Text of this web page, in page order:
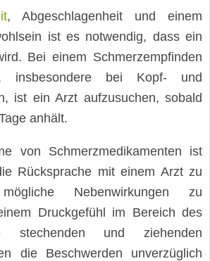
, Abgeschlagenheit und einem
ist es notwendig, dass ein
Bei einem Schmerzempfinden
insbesondere bei Kopf- und
ist ein Arzt aufzusuchen, sobald
anhält.
von Schmerzmedikamenten ist
Rücksprache mit einem Arzt zu
Nebenwirkungen zu
Druckgefühl im Bereich des
stechenden und ziehenden
die Beschwerden unverzüglich